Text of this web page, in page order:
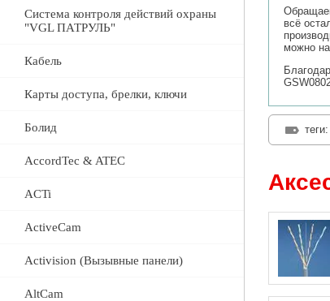
Система контроля действий охраны
"VGL ПАТРУЛЬ"
Кабель
Карты доступа, брелки, ключи
Болид
AccordTec & ATEC
ACTi
ActiveCam
Activision (Вызывные панели)
AltCam
всё
можно
теги: